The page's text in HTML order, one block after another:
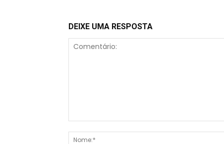
DEIXE UMA RESPOSTA